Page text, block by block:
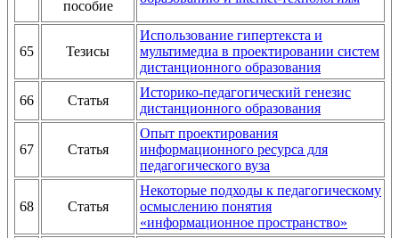
пособие
65 Тезисы
Использование гипертекста и
мультимедиа в проектировании систем
дистанционного образования
66 Статья
Историко-педагогический генезис
дистанционного образования
67 Статья
Опыт проектирования
информационного ресурса для
педагогического вуза
68 Статья
Некоторые подходы к педагогическому
осмыслению понятия
«информационное пространство»